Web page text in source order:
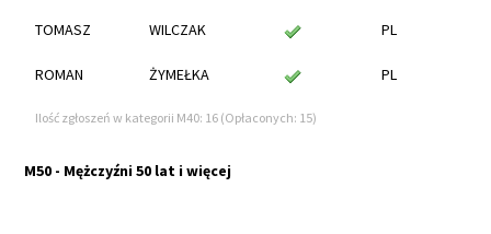
TOMASZ WILCZAK PL
ROMAN ŻYMEŁKA PL
Ilość zgłoszeń w kategorii M40: 16 (Opłaconych: 15)
M50 - Mężczyźni 50 lat i więcej